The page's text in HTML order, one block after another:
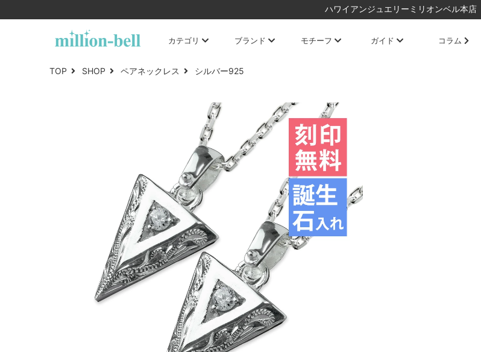
ハワイアンジュエリーミリオンベル本店
カテゴリ ブランド モチーフ ガイド コラム
TOP SHOP ペアネックレス シルバー925